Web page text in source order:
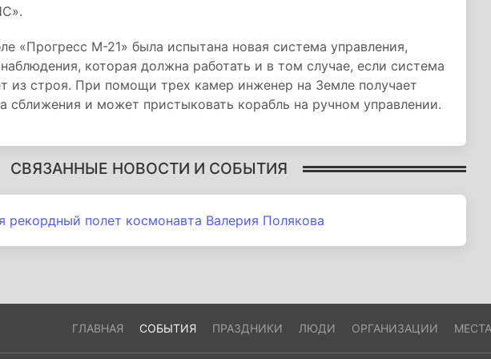
«Прогресс М-21» была испытана новая система управления,
которая должна работать и в том случае, если система
из строя. При помощи трех камер инженер на Земле получает
сближения и может пристыковать корабль на ручном управлении.
СВЯЗАННЫЕ НОВОСТИ И СОБЫТИЯ
рекордный полет космонавта Валерия Полякова
ГЛАВНАЯ СОБЫТИЯ ПРАЗДНИКИ ЛЮДИ ОРГАНИЗАЦИИ МЕСТА